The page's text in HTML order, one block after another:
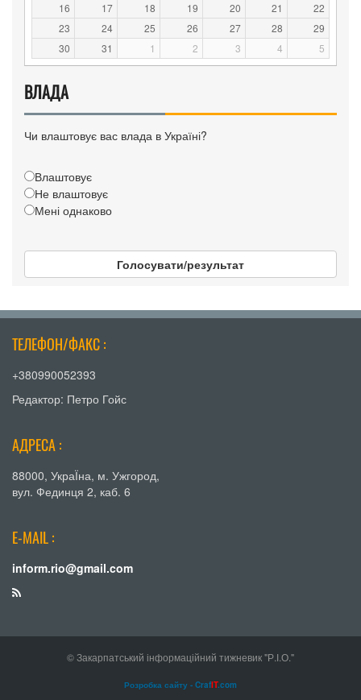
16
17 18 19 20 21
22
23
24 25 26 27 28
29
30
31 1 2 3 4 5
ВЛАДА
Чи влаштовує вас влада в Україні?
Влаштовує
Не влаштовує
Мені однаково
Голосувати/результат
ТЕЛЕФОН/ФАКС :
+380990052393
Редактор: Петро Гойс
АДРЕСА :
88000, УкраЇна, м. Ужгород,
вул. Фединця 2, каб. 6
E-MAIL :
inform.rio@gmail.com
© Закарпатський інформаційний тижневик "Р.І.О."
Розробка сайту - CrafIT.com